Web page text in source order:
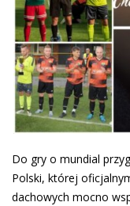
Do gry o mundial
Polski, której
dachowych mocno